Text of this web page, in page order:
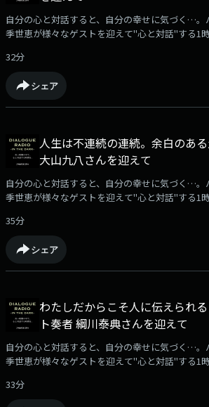
自分の心と対話すると、自分の幸せに気づく…
季世恵が様々なゲストを迎えて"心と対話"する1
32分
シェア
人生は不連続の連続。余白のある
大山九八さんを迎えて
自分の心と対話すると、自分の幸せに気づく…
季世恵が様々なゲストを迎えて"心と対話"する1
35分
シェア
わたしだからこそ人に伝えられ
ト奏者 綱川泰典さんを迎えて
自分の心と対話すると、自分の幸せに気づく…
季世恵が様々なゲストを迎えて"心と対話"する1
33分